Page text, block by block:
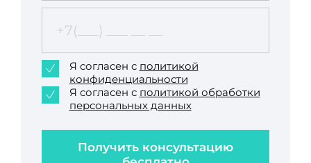
Получить консультацию
Я согласен с политикой
конфиденциальности
Я согласен с политикой обработки
персональных данных